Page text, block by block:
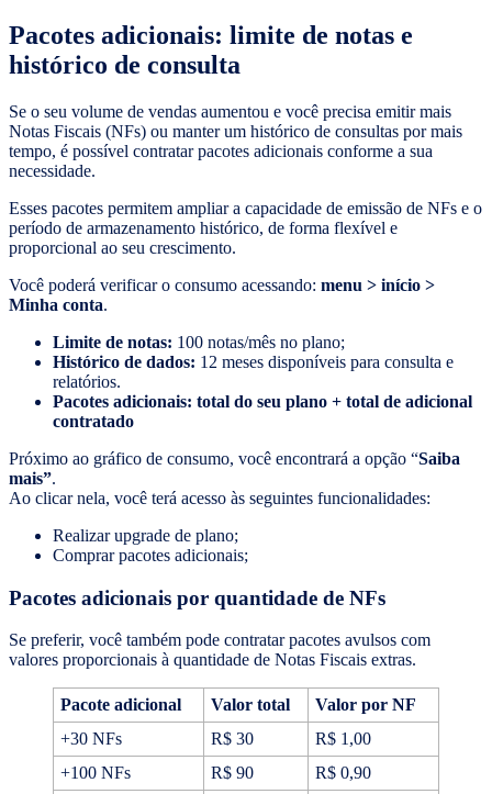
Pacotes adicionais: limite de notas e
histórico de consulta
Se o seu volume de vendas aumentou e você precisa emitir mais
Notas Fiscais (NFs) ou manter um histórico de consultas por mais
tempo, é possível contratar pacotes adicionais conforme a sua
necessidade.
Esses pacotes permitem ampliar a capacidade de emissão de NFs e o
período de armazenamento histórico, de forma flexível e
proporcional ao seu crescimento.
Você poderá verificar o consumo acessando: menu > início >
Minha conta.
Limite de notas: 100 notas/mês no plano;
Histórico de dados: 12 meses disponíveis para consulta e
relatórios.
Pacotes adicionais: total do seu plano + total de adicional
contratado
Próximo ao gráfico de consumo, você encontrará a opção “Saiba
mais”.
Ao clicar nela, você terá acesso às seguintes funcionalidades:
Realizar upgrade de plano;
Comprar pacotes adicionais;
Pacotes adicionais por quantidade de NFs
Se preferir, você também pode contratar pacotes avulsos com
valores proporcionais à quantidade de Notas Fiscais extras.
Pacote adicional Valor total
Valor por NF
+30 NFs
R$ 30
R$ 1,00
+100 NFs
R$ 90 R$ 0,90